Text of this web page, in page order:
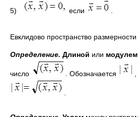
5) если
Евклидово пространство размерности
Определение. Длиной или модулем
число Обозначается